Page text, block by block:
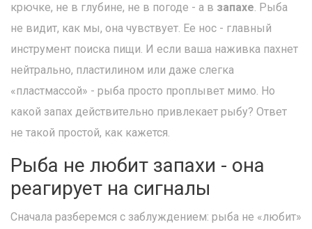
крючке, не в глубине, не в погоде - а в запахе. Рыба
не видит, как мы, она чувствует. Ее нос - главный
инструмент поиска пищи. И если ваша наживка пахнет
нейтрально, пластилином или даже слегка
«пластмассой» - рыба просто проплывет мимо. Но
какой запах действительно привлекает рыбу? Ответ
не такой простой, как кажется.
Рыба не любит запахи - она
реагирует на сигналы
Сначала разберемся с заблуждением: рыба не «любит»